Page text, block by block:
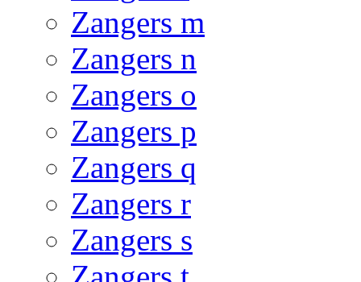
Zangers m
Zangers n
Zangers o
Zangers p
Zangers q
Zangers r
Zangers s